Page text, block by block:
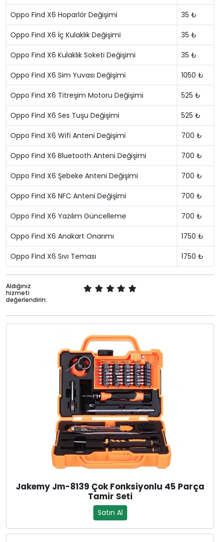
Oppo Find X6 Hoparlör Değişimi 35 ₺
Oppo Find X6 İç Kulaklık Değişimi 35 ₺
Oppo Find X6 Kulaklık Soketi Değişimi 35 ₺
Oppo Find X6 Sim Yuvası Değişimi 1050 ₺
Oppo Find X6 Titreşim Motoru Değişimi 525 ₺
Oppo Find X6 Ses Tuşu Değişimi 525 ₺
Oppo Find X6 Wifi Anteni Değişimi 700 ₺
Oppo Find X6 Bluetooth Anteni Değişimi 700 ₺
Oppo Find X6 Şebeke Anteni Değişimi 700 ₺
Oppo Find X6 NFC Anteni Değişimi 700 ₺
Oppo Find X6 Yazılım Güncelleme 700 ₺
Oppo Find X6 Anakart Onarımı 1750 ₺
Oppo Find X6 Sıvı Teması 1750 ₺
Aldığınız
hizmeti
değerlendirin:
Jakemy Jm-8139 Çok Fonksiyonlu 45 Parça
Tamir Seti
Satın Al